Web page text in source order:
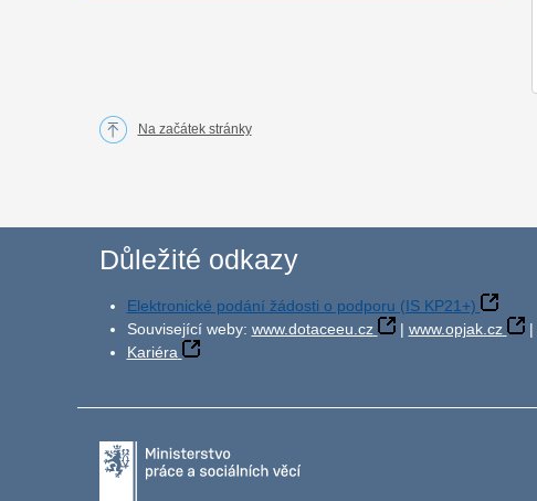
Na začátek stránky
Důležité odkazy
Elektronické podání žádosti o podporu (IS KP21+)
Související weby: www.dotaceeu.cz | www.opjak.cz |
Kariéra